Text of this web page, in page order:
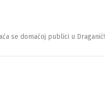
se domaćoj publici u Draganić!